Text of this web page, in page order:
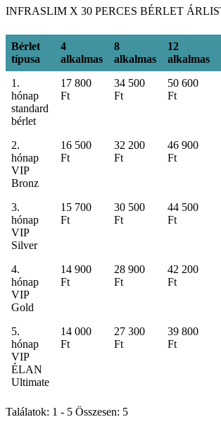
INFRASLIM X 30 PERCES BÉRLET
Bérlet
típusa
4
alkalmas
8
alkalmas
12
alkalmas
Bérlet
típusa
4
alkalmas
8
alkalmas
12
alkalmas
1.
hónap
standard
bérlet
17 800
Ft
34 500
Ft
50 600
Ft
2.
hónap
VIP
Bronz
16 500
Ft
32 200
Ft
46 900
Ft
3.
hónap
VIP
Silver
15 700
Ft
30 500
Ft
44 500
Ft
4.
hónap
VIP
Gold
14 900
Ft
28 900
Ft
42 200
Ft
5.
hónap
VIP
ÉLAN
Ultimate
14 000
Ft
27 300
Ft
39 800
Ft
Találatok: 1 - 5 Összesen: 5